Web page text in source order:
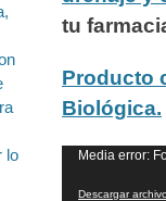
tu
Producto
Biológica.
Reproductor
Media error:
Descargar